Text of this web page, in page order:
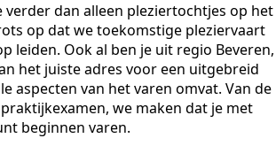
verder dan alleen pleziertochtjes op het
op dat we toekomstige pleziervaart
leiden. Ook al ben je uit regio Beveren,
het juiste adres voor een uitgebreid
aspecten van het varen omvat. Van de
we maken dat je met
beginnen varen.